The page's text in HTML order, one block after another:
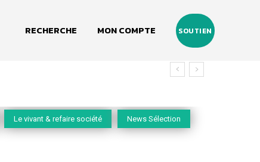
RECHERCHE MON COMPTE SOUTIEN
Le vivant & refaire société News Sélection